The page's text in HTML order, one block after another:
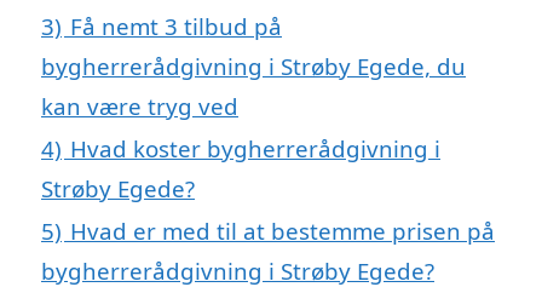
3) Få nemt 3 tilbud på
bygherrerådgivning i Strøby Egede, du
kan være tryg ved
4) Hvad koster bygherrerådgivning i
Strøby Egede?
5) Hvad er med til at bestemme prisen på
bygherrerådgivning i Strøby Egede?